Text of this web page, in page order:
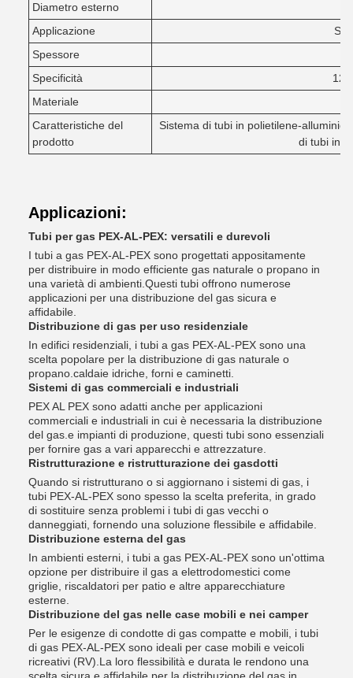
Diametro esterno
Applicazione
Spessore
Specificità
Materiale
Caratteristiche del
prodotto
Sistema di tubi in polietilene-
di tubi in
Applicazioni:
Tubi per gas PEX-AL-PEX: versatili e durevoli
I tubi a gas PEX-AL-PEX sono progettati appositamente
per distribuire in modo efficiente gas naturale o propano in
una varietà di ambienti.Questi tubi offrono numerose
applicazioni per una distribuzione del gas sicura e
affidabile.
Distribuzione di gas per uso residenziale
In edifici residenziali, i tubi a gas PEX-AL-PEX sono una
scelta popolare per la distribuzione di gas naturale o
propano.caldaie idriche, forni e caminetti.
Sistemi di gas commerciali e industriali
PEX AL PEX sono adatti anche per applicazioni
commerciali e industriali in cui è necessaria la distribuzione
del gas.e impianti di produzione, questi tubi sono essenziali
per fornire gas a vari apparecchi e attrezzature.
Ristrutturazione e ristrutturazione dei gasdotti
Quando si ristrutturano o si aggiornano i sistemi di gas, i
tubi PEX-AL-PEX sono spesso la scelta preferita, in grado
di sostituire senza problemi i tubi di gas vecchi o
danneggiati, fornendo una soluzione flessibile e affidabile.
Distribuzione esterna del gas
In ambienti esterni, i tubi a gas PEX-AL-PEX sono un'ottima
opzione per distribuire il gas a elettrodomestici come
griglie, riscaldatori per patio e altre apparecchiature
esterne.
Distribuzione del gas nelle case mobili e nei camper
Per le esigenze di condotte di gas compatte e mobili, i tubi
di gas PEX-AL-PEX sono ideali per case mobili e veicoli
ricreativi (RV).La loro flessibilità e durata le rendono una